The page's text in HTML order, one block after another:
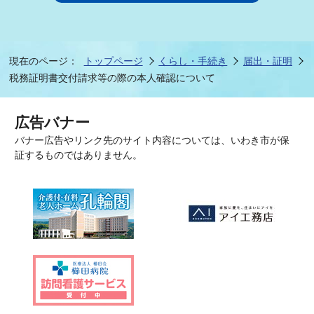
現在のページ： トップページ くらし・手続き
届出・証明
税務証明書交付請求等の際の本人確認について
広告バナー
バナー広告やリンク先のサイト内容については、いわき市が保
証するものではありません。